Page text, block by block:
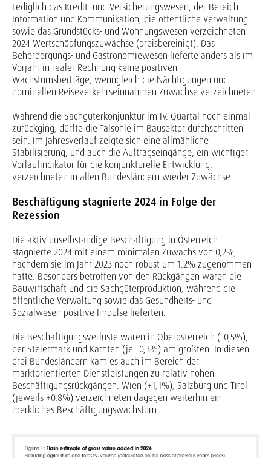
Lediglich das Kredit- und Versicherungswesen, der Bereich
Information und Kommunikation, die öffentliche Verwaltung
sowie das Grundstücks- und Wohnungswesen verzeichneten
2024 Wertschöpfungszuwächse (preisbereinigt). Das
Beherbergungs- und Gastronomiewesen lieferte anders als im
Vorjahr in realer Rechnung keine positiven
Wachstumsbeiträge, wenngleich die Nächtigungen und
nominellen Reiseverkehrseinnahmen Zuwächse verzeichneten.
Während die Sachgüterkonjunktur im IV. Quartal noch einmal
zurückging, dürfte die Talsohle im Bausektor durchschritten
sein. Im Jahresverlauf zeigte sich eine allmähliche
Stabilisierung, und auch die Auftragseingänge, ein wichtiger
Vorlaufindikator für die konjunkturelle Entwicklung,
verzeichneten in allen Bundesländern wieder Zuwächse.
Beschäftigung stagnierte 2024 in Folge der
Rezession
Die aktiv unselbständige Beschäftigung in Österreich
stagnierte 2024 mit einem minimalen Zuwachs von 0,2%,
nachdem sie im Jahr 2023 noch robust um 1,2% zugenommen
hatte. Besonders betroffen von den Rückgängen waren die
Bauwirtschaft und die Sachgüterproduktion, während die
öffentliche Verwaltung sowie das Gesundheits- und
Sozialwesen positive Impulse lieferten.
Die Beschäftigungsverluste waren in Oberösterreich (–0,5%),
der Steiermark und Kärnten (je –0,3%) am größten. In diesen
drei Bundesländern kam es auch im Bereich der
marktorientierten Dienstleistungen zu relativ hohen
Beschäftigungsrückgängen. Wien (+1,1%), Salzburg und Tirol
(jeweils +0,8%) verzeichneten dagegen weiterhin ein
merkliches Beschäftigungswachstum.